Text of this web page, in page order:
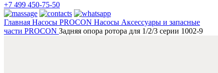
+7 499 450-75-50
Главная Насосы PROCON Насосы Аксессуары и запасные
части PROCON Задняя опора ротора для 1/2/3 серии 1002-9